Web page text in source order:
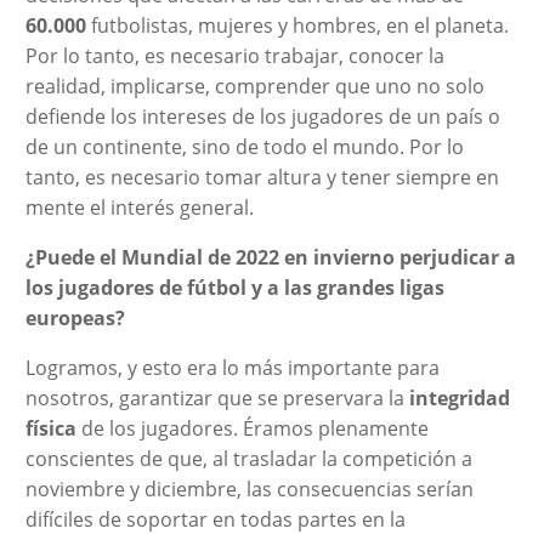
60.000futbolistas, mujeres y hombres, en el planeta.
Por lo tanto, es necesario trabajar, conocer la
realidad, implicarse, comprender que uno no solo
defiende los intereses de los jugadores de un país o
de un continente, sino de todo el mundo. Por lo
tanto, es necesario tomar altura y tener siempre en
mente el interés general.
¿Puede el Mundial de 2022 en invierno perjudicar a
los jugadores de fútbol y a las grandes ligas
europeas?
Logramos, y esto era lo más importante para
nosotros, garantizar que se preservara la integridad
física de los jugadores. Éramos plenamente
conscientes de que, al trasladar la competición a
noviembre y diciembre, las consecuencias serían
difíciles de soportar en todas partes en la